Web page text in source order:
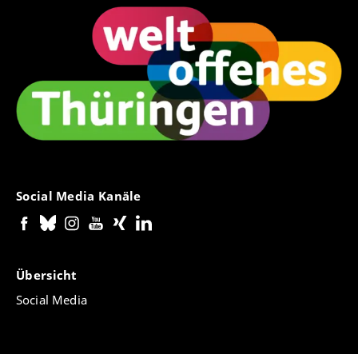
Social Media Kanäle
Übersicht
Social Media